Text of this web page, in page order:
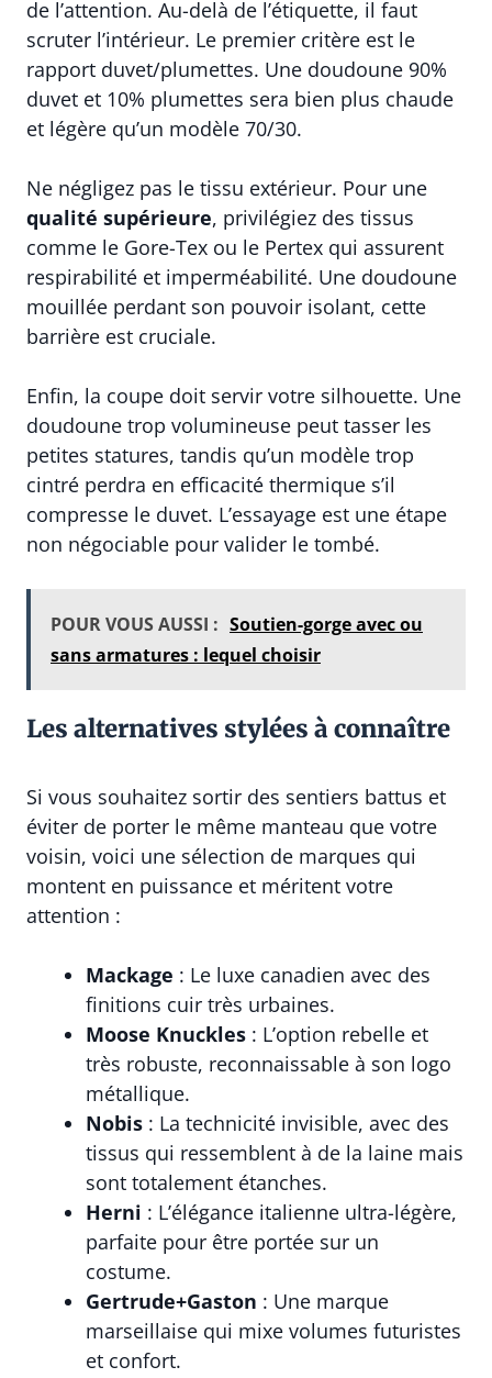
de l’attention. Au-delà de l’étiquette, il faut
scruter l’intérieur. Le premier critère est le
rapport duvet/plumettes. Une doudoune 90%
duvet et 10% plumettes sera bien plus chaude
et légère qu’un modèle 70/30.
Ne négligez pas le tissu extérieur. Pour une
qualité supérieure, privilégiez des tissus
comme le Gore-Tex ou le Pertex qui assurent
respirabilité et imperméabilité. Une doudoune
mouillée perdant son pouvoir isolant, cette
barrière est cruciale.
Enfin, la coupe doit servir votre silhouette. Une
doudoune trop volumineuse peut tasser les
petites statures, tandis qu’un modèle trop
cintré perdra en efficacité thermique s’il
compresse le duvet. L’essayage est une étape
non négociable pour valider le tombé.
POUR VOUS AUSSI : Soutien-gorge avec ou
sans armatures : lequel choisir
Les alternatives stylées à connaître
Si vous souhaitez sortir des sentiers battus et
éviter de porter le même manteau que votre
voisin, voici une sélection de marques qui
montent en puissance et méritent votre
attention :
Mackage : Le luxe canadien avec des
finitions cuir très urbaines.
Moose Knuckles : L’option rebelle et
très robuste, reconnaissable à son logo
métallique.
Nobis : La technicité invisible, avec des
tissus qui ressemblent à de la laine mais
sont totalement étanches.
Herni : L’élégance italienne ultra-légère,
parfaite pour être portée sur un
costume.
Gertrude+Gaston : Une marque
marseillaise qui mixe volumes futuristes
et confort.